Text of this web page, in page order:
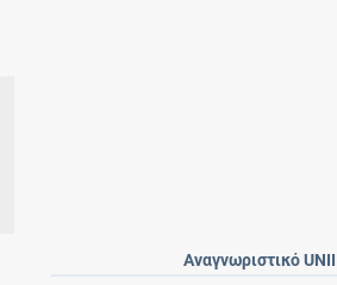
Αναγνωριστικό UNII